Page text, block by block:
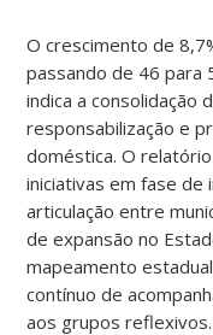
O crescimento de
passando de 46 para
indica a consolidação
responsabilização e
doméstica. O
iniciativas em fase de
articulação entre
de expansão no
mapeamento
contínuo de
aos grupos